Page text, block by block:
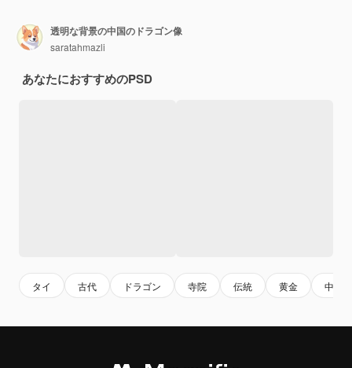
透明な背景の中国のドラゴン像
saratahmazli
あなたにおすすめのPSD
タイ 古代 ドラゴン 寺院 伝統 黄金 中国